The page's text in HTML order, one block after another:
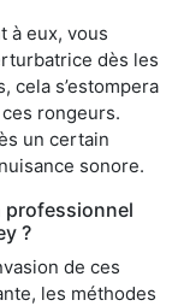
à eux, vous
dès les
cela s’estompera
rongeurs.
un certain
sonore.
professionnel
?
de ces
les méthodes